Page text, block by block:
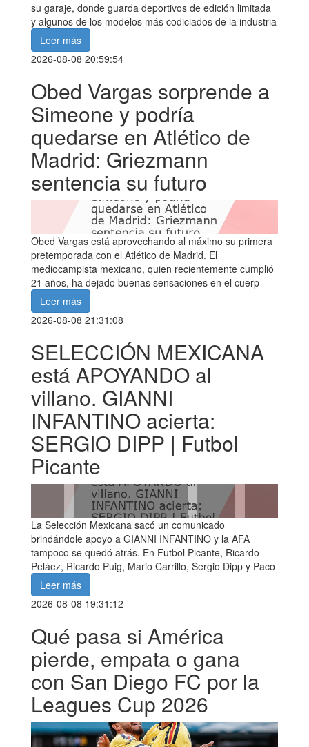
su garaje, donde guarda deportivos de edición limitada
y algunos de los modelos más codiciados de la industria
Leer más
2026-08-08 20:59:54
Obed Vargas sorprende a
Simeone y podría
quedarse en Atlético de
Madrid: Griezmann
sentencia su futuro
Obed Vargas está aprovechando al máximo su primera
pretemporada con el Atlético de Madrid. El
mediocampista mexicano, quien recientemente cumplió
21 años, ha dejado buenas sensaciones en el cuerp
Leer más
2026-08-08 21:31:08
SELECCIÓN MEXICANA
está APOYANDO al
villano. GIANNI
INFANTINO acierta:
SERGIO DIPP | Futbol
Picante
La Selección Mexicana sacó un comunicado
brindándole apoyo a GIANNI INFANTINO y la AFA
tampoco se quedó atrás. En Futbol Picante, Ricardo
Peláez, Ricardo Puig, Mario Carrillo, Sergio Dipp y Paco
Leer más
2026-08-08 19:31:12
Qué pasa si América
pierde, empata o gana
con San Diego FC por la
Leagues Cup 2026